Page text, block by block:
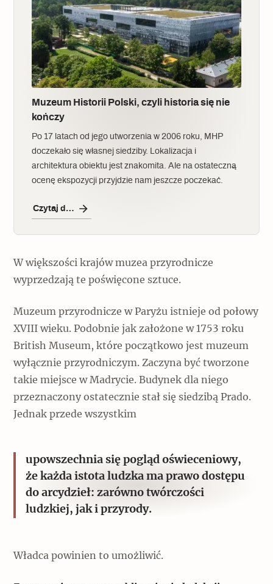
Muzeum Historii Polski, czyli historia się nie
kończy
Po 17 latach od jego utworzenia w 2006 roku, MHP
doczekało się własnej siedziby. Lokalizacja i
architektura obiektu jest znakomita. Ale na ostateczną
ocenę ekspozycji przyjdzie nam jeszcze poczekać.
Czytaj dalej
W większości krajów muzea przyrodnicze
wyprzedzają te poświęcone sztuce.
Muzeum przyrodnicze w Paryżu istnieje od połowy
XVIII wieku. Podobnie jak założone w 1753 roku
British Museum, które początkowo jest muzeum
wyłącznie przyrodniczym. Zaczyna być tworzone
takie miejsce w Madrycie. Budynek dla niego
przeznaczony ostatecznie stał się siedzibą Prado.
Jednak przede wszystkim
upowszechnia się pogląd oświeceniowy,
że każda istota ludzka ma prawo dostępu
do arcydzieł: zarówno twórczości
ludzkiej, jak i przyrody.
Władca powinien to umożliwić.